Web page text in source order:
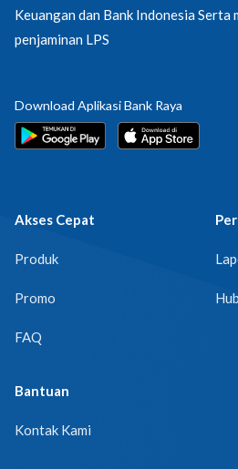
Keuangan dan Bank Indonesia Serta
penjaminan LPS
Download Aplikasi Bank Raya
Akses Cepat
Produk
Promo
FAQ
Bantuan
Kontak Kami